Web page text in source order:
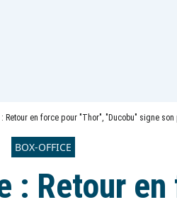
: Retour en force pour "Thor", "Ducobu" signe
BOX-OFFICE
: Retour